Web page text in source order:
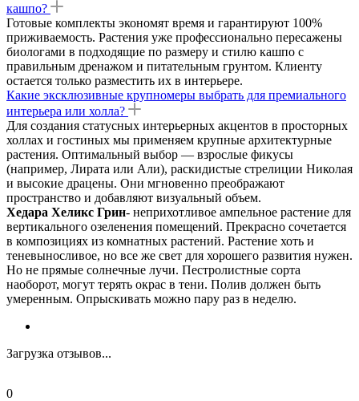
кашпо?
Готовые комплекты экономят время и гарантируют 100%
приживаемость. Растения уже профессионально пересажены
биологами в подходящие по размеру и стилю кашпо с
правильным дренажом и питательным грунтом. Клиенту
остается только разместить их в интерьере.
Какие эксклюзивные крупномеры выбрать для премиального
интерьера или холла?
Для создания статусных интерьерных акцентов в просторных
холлах и гостиных мы применяем крупные архитектурные
растения. Оптимальный выбор — взрослые фикусы
(например, Лирата или Али), раскидистые стрелиции Николая
и высокие драцены. Они мгновенно преображают
пространство и добавляют визуальный объем.
Хедара Хеликс Грин- неприхотливое ампельное растение для
вертикального озеленения помещений. Прекрасно сочетается
в композициях из комнатных растений. Растение хоть и
теневыносливое, но все же свет для хорошего развития нужен.
Но не прямые солнечные лучи. Пестролистные сорта
наоборот, могут терять окрас в тени. Полив должен быть
умеренным. Опрыскивать можно пару раз в неделю.
Загрузка отзывов...
0